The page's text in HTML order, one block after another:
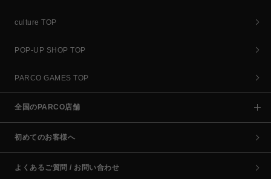
culture TOP
POP-UP SHOP TOP
PARCO GAMES TOP
全国のPARCO店舗
初めてのお客様へ
よくあるご質問 / お問い合わせ